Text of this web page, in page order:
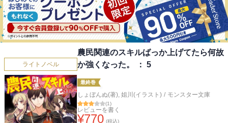
ライトノベル
農民関連のスキルばっか上げてたら何故
か強くなった。 ： 5
最終巻
しょぼんぬ(著), 姐川(イラスト) / モンスター文庫
(1)
レビューを書く
¥770 (税込)